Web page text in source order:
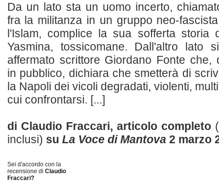
Da un lato sta un uomo incerto,
fra la militanza in un gruppo neo-
l'Islam, complice la sua sofferta storia
Yasmina, tossicomane. Dall'altro lato
affermato scrittore Giordano Fonte che,
in pubblico, dichiara che smetterà di
la Napoli dei vicoli degradati, violenti,
cui confrontarsi. [...]
di Claudio Fraccari, articolo completo
inclusi) su La Voce di Mantova 2 marzo
Sei d'accordo con la
recensione di Claudio
Fraccari?